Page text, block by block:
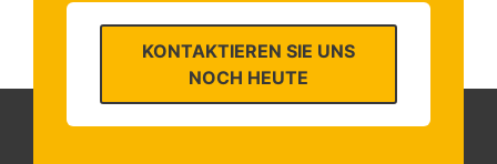
KONTAKTIEREN SIE UNS
NOCH HEUTE